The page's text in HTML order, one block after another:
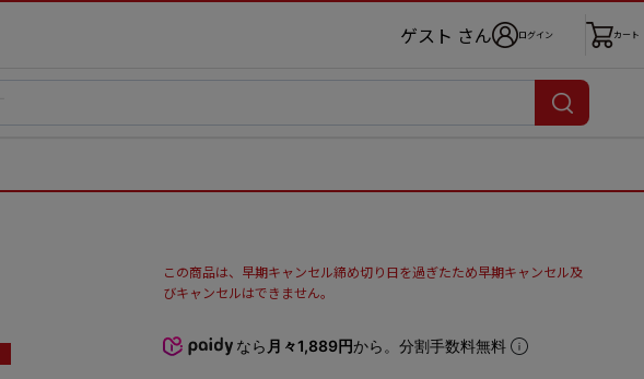
ゲスト さん ログイン カート
この商品は、早期キャンセル締め切り日を過ぎたため早期キャンセル及
びキャンセルはできません。
なら 月々1,889円から。分割手数料無料